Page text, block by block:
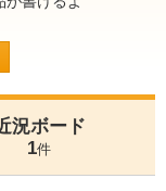
況ボード
1件